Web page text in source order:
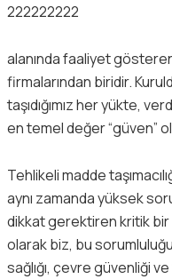
222222222
alanında faaliyet
firmalarından biridir.
taşıdığımız her yükte,
en temel değer “güven”
Tehlikeli madde
aynı zamanda yüksek
dikkat gerektiren kritik bir
olarak biz, bu
sağlığı, çevre güvenliği